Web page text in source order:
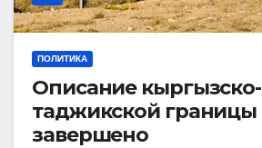
ПОЛИТИКА
Описание кыргызско-
таджикской границы
завершено